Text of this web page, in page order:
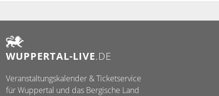
WUPPERTAL-LIVE.DE
Veranstaltungskalender & Ticketservice
für Wuppertal und das Bergische Land